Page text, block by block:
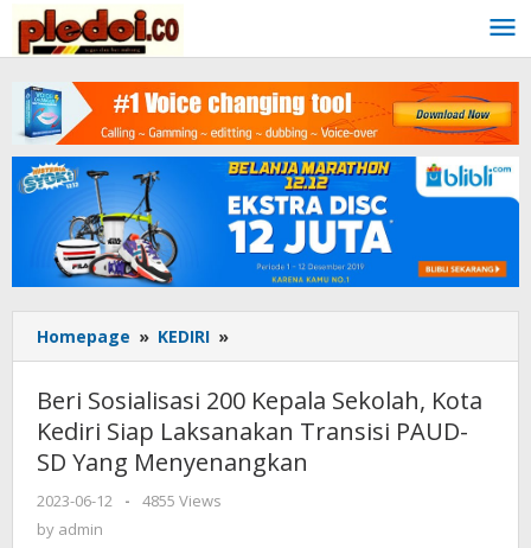
content
Homepage » KEDIRI »
Sosialisasi
Kepala
Sekolah,
Kota
Beri Sosialisasi 200 Kepala Sekolah, Kota
Kediri Siap Laksanakan Transisi PAUD-
SD Yang Menyenangkan
2023-06-12
by
-
4855 Views
by admin